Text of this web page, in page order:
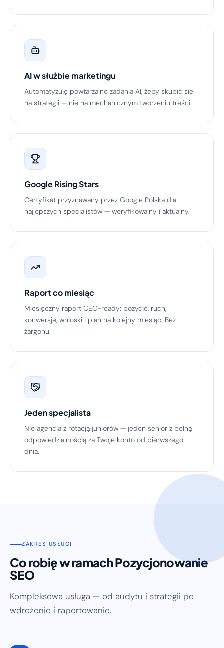
AI w służbie marketingu
Automatyzuję powtarzalne zadania AI, żeby skupić się
na strategii — nie na mechanicznym tworzeniu treści.
Google Rising Stars
Certyfikat przyznawany przez Google Polska dla
najlepszych specjalistów — weryfikowalny i aktualny.
Raport co miesiąc
Miesięczny raport CEO-ready: pozycje, ruch,
konwersje, wnioski i plan na kolejny miesiąc. Bez
żargonu.
Jeden specjalista
Nie agencja z rotacją juniorów — jeden senior z pełną
odpowiedzialnością za Twoje konto od pierwszego
dnia.
ZAKRES USŁUGI
Co robię w ramach Pozycjonowanie
SEO
Kompleksowa usługa — od audytu i strategii po
wdrożenie i raportowanie.